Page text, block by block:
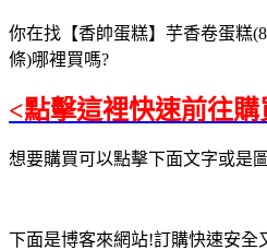
你在找【香帥蛋糕】芋香卷蛋糕
條)哪裡買嗎?
<點擊這裡快速前往購
想要購買可以點擊下面文字或是
下面是博客來網站!訂購快速安全